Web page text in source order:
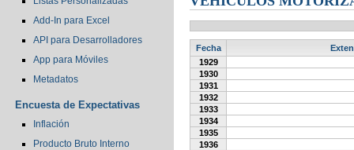
Add-In para Excel
API para Desarrolladores
App para Móviles
Metadatos
Encuesta de Expectativas
Inflación
Producto Bruto Interno
Fecha
1929
1930
1931
1932
1933
1934
1935
1936